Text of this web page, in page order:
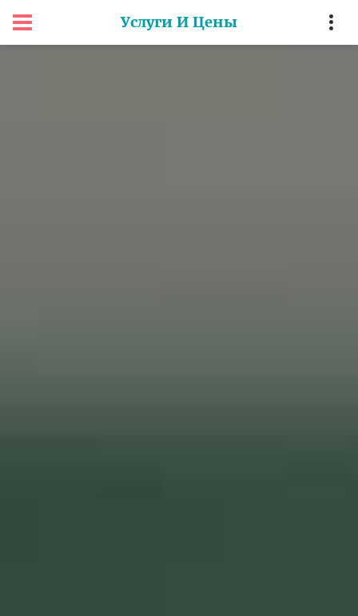
Услуги И Цены